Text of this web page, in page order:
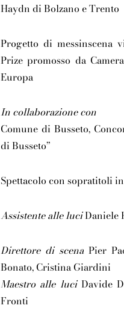
Haydn di Bolzano e Trento
Progetto di messinscena
Prize promosso da
Europa
In collaborazione con
Comune di Busseto,
di Busseto”
Spettacolo con sopratitoli
Assistente alle luciDaniele
Direttore di scenaPier
Bonato, Cristina Giardini
Maestro alle luciDavide
Fronti